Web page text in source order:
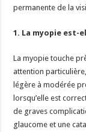
permanente de la
1. La myopie est-
La myopie touche
attention
légère à modérée
lorsqu’elle est
de graves
glaucome et une